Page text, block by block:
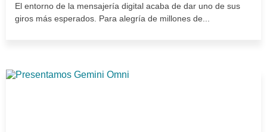
El entorno de la mensajería digital acaba de dar uno de sus
giros más esperados. Para alegría de millones de...